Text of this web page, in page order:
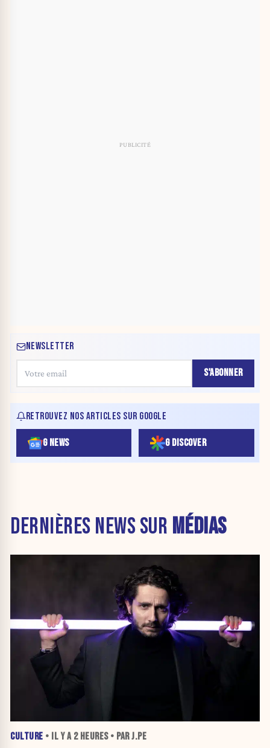
NEWSLETTER
S'ABONNER
RETROUVEZ NOS ARTICLES SUR GOOGLE
G NEWS G DISCOVER
DERNIÈRES NEWS SUR MÉDIAS
CULTURE • IL Y A 2 HEURES• PAR J.PE